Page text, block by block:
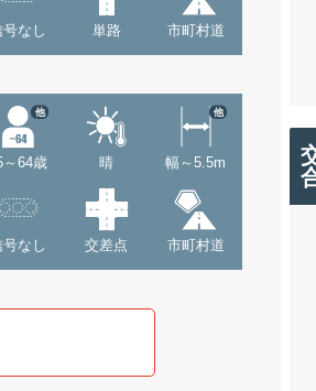
号なし 単路 市町村道
～64歳
他
晴 幅～5.5m
他
号なし 交差点 市町村道